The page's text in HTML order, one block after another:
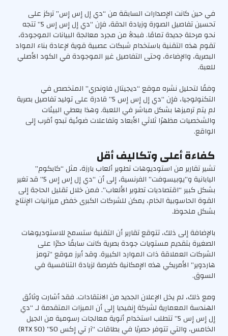
في حين كانت الإصدارات السابقة من “دي إل إس إس” تركز على
تحسين تفاصيل الصورة وزيادة الدقة، فإن “دي إل إس إس 5” تتجه
نحو مرحلة جديدة تمامًا. فبدلاً من مجرد معالجة البيانات الموجودة،
تقوم هذه التقنية باستخدام شبكات عصبية قوية لإعادة بناء المواد
البصرية، والإضاءة، وحتى التفاصيل غير الموجودة في الكود الأصلي
للعبة.
وفقًا لتحليل نشره موقع “ديجيتال فاوندري” المتخصص في
التكنولوجيا، فإن “دي إل إس إس 5” قادرة على توليد تفاصيل بصرية
لم يتم ترميزها بشكل مباشر في اللعبة. وهذا يعطي البيئات
والشخصيات مظهرًا ثلاثي الأبعاد وتفاعلات ضوئية تبدو أقرب إلى
الواقع.
كفاءة أعلى وتكاليف أقل
تشير تقارير من استوديوهات تطوير ألعاب بارزة، مثل “كابكوم”
اليابانية و”يوبيسوفت” الفرنسية، إلى أن “دي إل إس إس 5” قد تغير
بشكل كبير “اقتصاديات تطوير الألعاب”. فمن خلال تقليل الحاجة إلى
القوة الحاسوبية الخام، يمكن للشركات الكبرى خفض ميزانيات الإنتاج
بشكل ملحوظ.
بالإضافة إلى ذلك، تتوقع تقارير أن التقنية ستسمح للاستوديوهات
الصغيرة بتقديم مستويات جودة بصرية كانت سابقًا حكرًا على
الشركات العملاقة ذات الموارد الكبيرة. وقد أبرز موقع “تومز
هاردوير” الأمريكي هذه الإمكانية كفرصة لزيادة التنافسية في
السوق.
ومع ذلك، لم يخل الإعلان الجديد من الانتقادات. فقد أشارت وثائق
الهندسة المعمارية لشركة إنفيديا إلى أن الميزات المتقدمة لـ “دي
إل إس إس 5” تتطلب استخدام أنوية معالجات رسومية من الجيل
الخامس، والتي تتوفر حصريًا في بطاقات “آر تي إكس 50” (RTX 50)